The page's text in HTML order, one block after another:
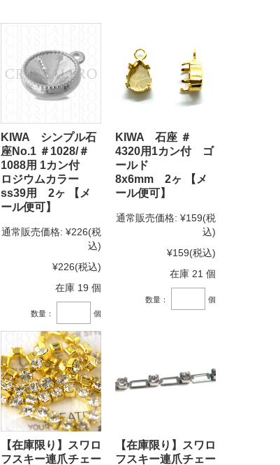
KIWA シンプル石
座No.1 ＃1028/＃
1088用 1カン付
ロジウムカラー
ss39用 2ヶ 【メ
ール便可】
通常販売価格: ¥226(税
込)
¥226(税込)
在庫 19 個
数量： 個
KIWA 石座 ＃
4320用1カン付 ゴ
ールド
8x6mm 2ヶ 【メ
ール便可】
通常販売価格: ¥159(税
込)
¥159(税込)
在庫 21 個
数量： 個
【在庫限り】スワロ
フスキー連爪チェー
【在庫限り】スワロ
フスキー連爪チェー